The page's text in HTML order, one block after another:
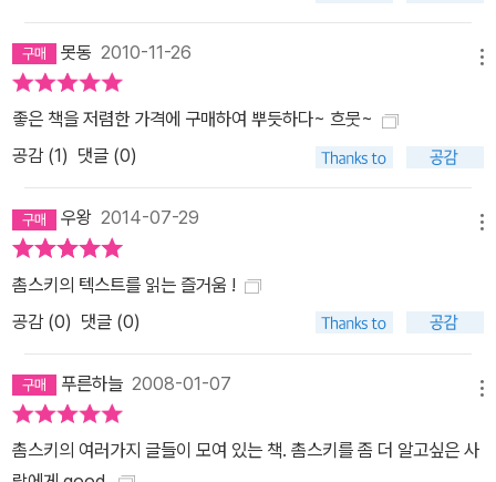
책은 촘스키의 사상을 언어학, 심리학, 사회학, 교육학, 철학의 다양한
분야에 걸쳐 보여주고 있다. 독자들은 이 책을 통해 보다 넓고 보다 핵
심에 다가간 촘스키를 만날 수 있을 것이다.
못동 2010-11-26
좋은 책을 저렴한 가격에 구매하여 뿌듯하다~ 흐뭇~
공감 (1) 댓글 (0)
우왕 2014-07-29
촘스키의 텍스트를 읽는 즐거움 !
공감 (0) 댓글 (0)
푸른하늘 2008-01-07
촘스키의 여러가지 글들이 모여 있는 책. 촘스키를 좀 더 알고싶은 사